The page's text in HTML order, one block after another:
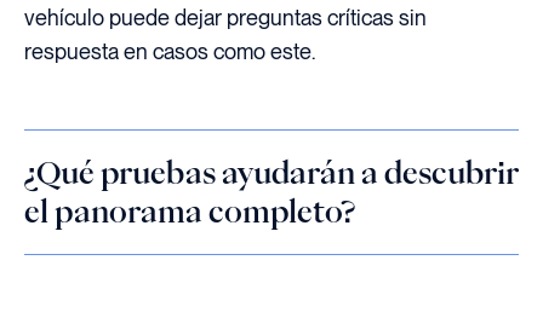
vehículo puede dejar preguntas críticas sin
respuesta en casos como este.
¿Qué pruebas ayudarán a descubrir
el panorama completo?